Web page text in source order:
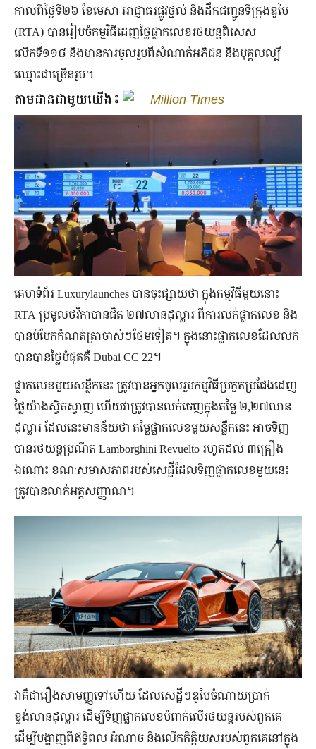
កាលពីថ្ងៃទី២៦ ខែមេសា អាជ្ញាធរផ្លូវថ្នល់ និងដឹកជញ្ជូនទីក្រុងឌូបៃ
(RTA) បានរៀបចំកម្មវិធីដេញថ្លៃផ្លាកលេខរថយន្តពិសេស
លើកទី១១៨ និងមានការចូលរួមពីសំណាក់អភិជន និងបុគ្គលល្បី
ឈ្មោះជាច្រើនរូប។
តាមដានជាមួយយើង៖ Million Times
គេហទំព័រ Luxurylaunches បានចុះផ្សាយថា ក្នុងកម្មវិធីមួយនោះ
RTA ប្រមូលថវិកាបានជិត ២៧លានដុល្លារ ពីការលក់ផ្លាកលេខ និង
បានបំបែកកំណត់ត្រាចាស់ៗថែមទៀត។ ក្នុងនោះផ្លាកលេខដែលលក់
បានបានថ្លៃបំផុតគឺ Dubai CC 22។
ផ្លាកលេខមួយសន្លឹកនេះ ត្រូវបានអ្នកចូលរួមកម្មវិធីប្រកួតប្រជែងដេញ
ថ្លៃយ៉ាងស្វិតស្វាញ ហើយវាត្រូវបានលក់ចេញក្នុងតម្លៃ ២,២៧លាន
ដុល្លារ ដែលនេះមានន័យថា តម្លៃផ្លាកលេខមួយសន្លឹកនេះ អាចទិញ
បានរថយន្តប្រណីត Lamborghini Revuelto រហូតដល់ ៣គ្រឿង
ឯណោះ ខណៈសមាសភាពរបស់សេដ្ឋីដែលទិញផ្លាកលេខមួយនេះ
ត្រូវបានលាក់អត្តសញ្ញាណ។
វាគឺជារឿងសាមញ្ញទៅហើយ ដែលសេដ្ឋីៗឌូបៃចំណាយប្រាក់
ខ្ទង់លានដុល្លារ ដើម្បីទិញផ្លាកលេខបំពាក់លើរថយន្តរបស់ពួកគេ
ដើម្បីបង្ហាញពីឥទ្ធិពល អំណាច និងលើកកិត្តិយសរបស់ពួកគេនៅក្នុង